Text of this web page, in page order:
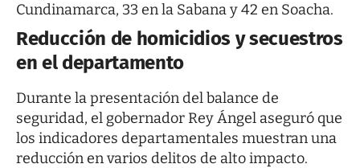
Cundinamarca, 33 en la Sabana y 42 en Soacha.
Reducción de homicidios y secuestros
en el departamento
Durante la presentación del balance de
seguridad, el gobernador Rey Ángel aseguró que
los indicadores departamentales muestran una
reducción en varios delitos de alto impacto.